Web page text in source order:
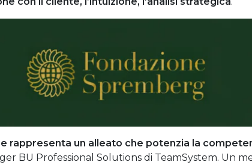
rappresenta un alleato che potenzia la
BU Professional Solutions di TeamSystem. Un